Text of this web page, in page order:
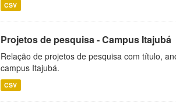
CSV
Projetos de pesquisa - Campus Itajubá
Relação de projetos de pesquisa com título,
campus Itajubá.
CSV